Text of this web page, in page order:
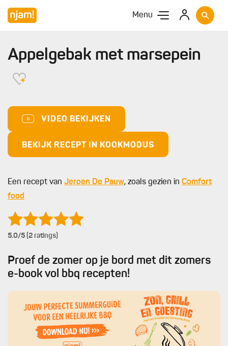
Menu
Appelgebak met marsepein
VIDEO BEKIJKEN
BEKIJK RECEPT IN KOOKMODUS
Een recept van Jeroen De Pauw, zoals gezien in Comfort
food
5.0/5 (2 ratings)
Proef de zomer op je bord met dit zomers
e-book vol bbq recepten!